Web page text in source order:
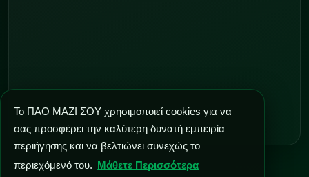
Το ΠΑΟ ΜΑΖΙ ΣΟΥ χρησιμοποιεί cookies για να
σας προσφέρει την καλύτερη δυνατή εμπειρία
περιήγησης και να βελτιώνει συνεχώς το
περιεχόμενό του. Μάθετε Περισσότερα